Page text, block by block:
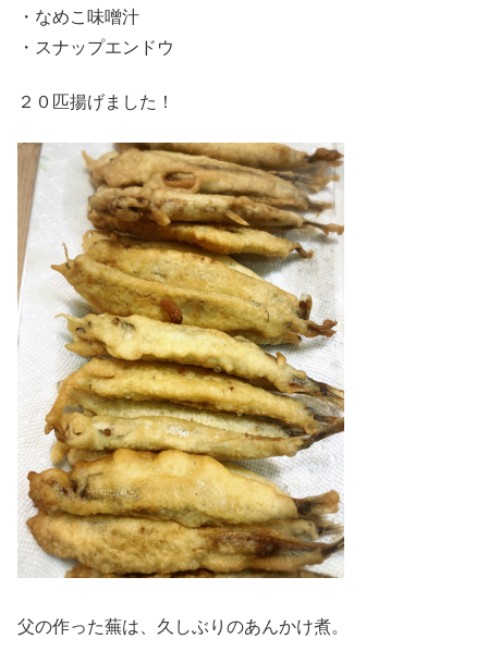
・なめこ味噌汁
・スナップエンドウ
２０匹揚げました！
父の作った蕪は、久しぶりのあんかけ煮。